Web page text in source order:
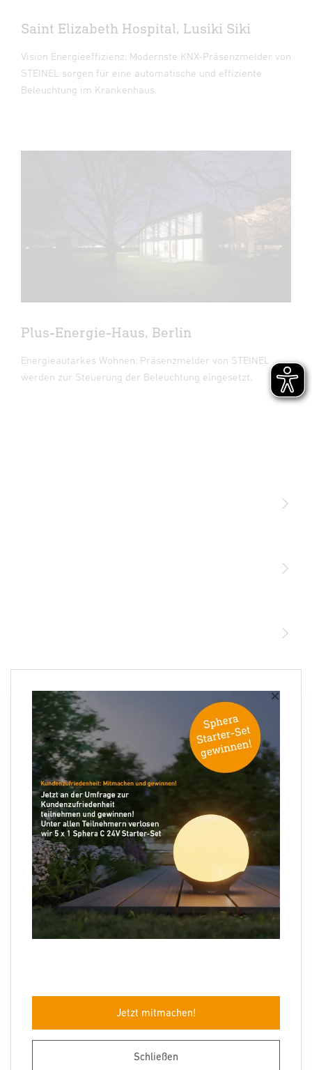
×
Schließen
Jetzt mitmachen!
Saint Elizabeth Hospital, Lusiki Siki
Vision Energieeffizienz: Modernste KNX-Präsenzmelder von
STEINEL sorgen für eine automatische und effiziente
Beleuchtung im Krankenhaus.
Plus-Energie-Haus, Berlin
Energieautarkes Wohnen: Präsenzmelder von STEINEL
werden zur Steuerung der Beleuchtung eingesetzt.
Ihre E-Mail Adresse
Folgen Sie uns
Sprachauswahl
Herstellergarantie
Entsorgungshinweise